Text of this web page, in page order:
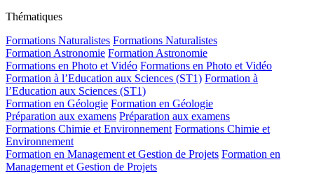
Thématiques
Formations Naturalistes Formations Naturalistes
Formation Astronomie Formation Astronomie
Formations en Photo et Vidéo Formations en Photo et Vidéo
Formation à l’Education aux Sciences (ST1) Formation à
l’Education aux Sciences (ST1)
Formation en Géologie Formation en Géologie
Préparation aux examens Préparation aux examens
Formations Chimie et Environnement Formations Chimie et
Environnement
Formation en Management et Gestion de Projets Formation en
Management et Gestion de Projets